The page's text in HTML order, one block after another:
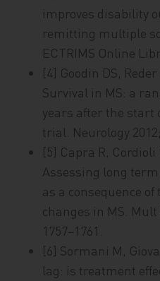
improves disability
remitting multiple
ECTRIMS Online
[4] Goodin DS,
Survival in MS: a
years after the start
trial. Neurology 2012;
[5] Capra R, Cordioli
Assessing long
as a consequence
changes in MS. Mult
1757−1761.
[6] Sormani M,
lag: is treatment